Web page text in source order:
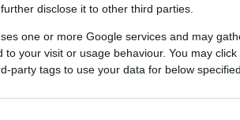
disclose it to other third parties.
one or more Google services and may
to your visit or usage behaviour. You may
party tags to use your data for below
, Senatore e
amministrative
dell’Università di